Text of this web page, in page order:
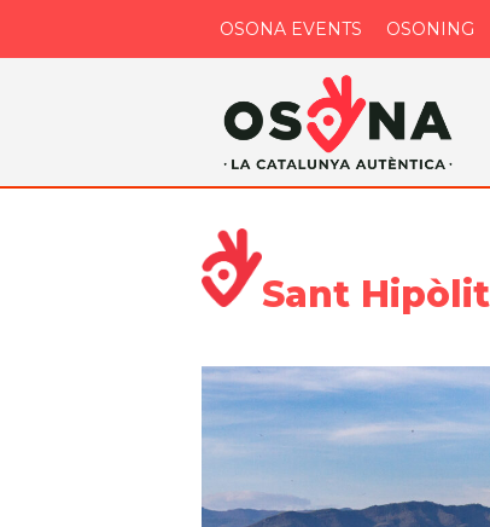
OSONA EVENTS OSONING
Sant